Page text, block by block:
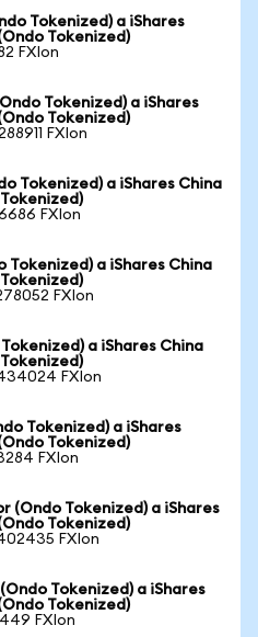
Tokenized) a iShares
Tokenized)
FXIon
Tokenized) a iShares
Tokenized)
FXIon
Tokenized) a iShares China
FXIon
Tokenized) a iShares China
FXIon
a iShares China
FXIon
Tokenized) a iShares
Tokenized)
FXIon
(Ondo Tokenized) a iShares
Tokenized)
FXIon
Tokenized) a iShares
Tokenized)
FXIon